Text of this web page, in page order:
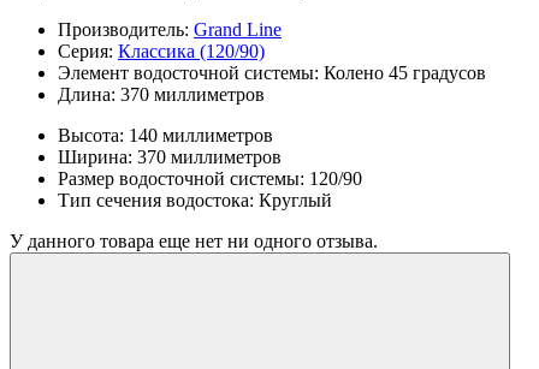
Производитель: Grand Line
Серия: Классика (120/90)
Элемент водосточной системы: Колено 45 градусов
Длина: 370 миллиметров
Высота: 140 миллиметров
Ширина: 370 миллиметров
Размер водосточной системы: 120/90
Тип сечения водостока: Круглый
У данного товара еще нет ни одного отзыва.